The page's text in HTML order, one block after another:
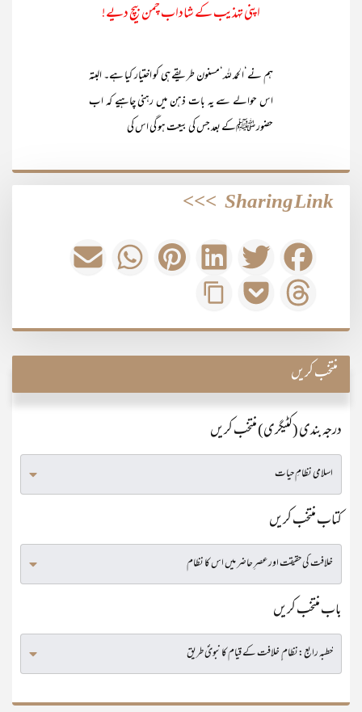
اپنی تہذیب کے شاداب چمن بیچ دیے!
ہم نے‘الحمد للہ‘مسنون طریقے ہی کو اختیار کیا ہے۔ البتہ
اس حوالے سے یہ بات ذہن میں رہنی چاہیے کہ اب
حضور ﷺکے بعد جس کی بیعت ہو گی اس کی
Sharing Link
>>>
منتخب کریں
درجہ بندی (کٹیگری) منتخب کریں
کتاب منتخب کریں
باب منتخب کریں